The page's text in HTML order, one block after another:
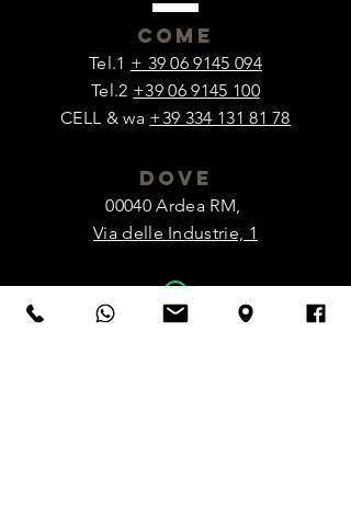
come
Tel.1 + 39 06 9145 094
Tel.2 +39 06 9145 100
CELL & wa +39 334 131 81 78
dove
00040 Ardea RM,
Via delle Industrie, 1
WhatsApp